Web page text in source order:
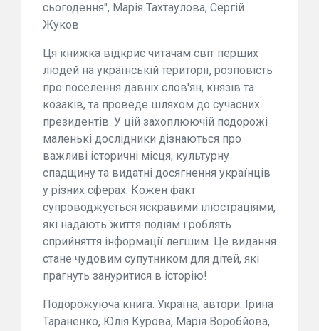
сьогодення", Марія Тахтаулова, Сергій
Жуков
Ця книжка відкриє читачам світ перших
людей на українській території, розповість
про поселення давніх слов'ян, князів та
козаків, та проведе шляхом до сучасних
президентів. У цій захоплюючій подорожі
маленькі дослідники дізнаються про
важливі історичні місця, культурну
спадщину та видатні досягнення українців
у різних сферах. Кожен факт
супроводжується яскравими ілюстраціями,
які надають життя подіям і роблять
сприйняття інформації легшим. Це видання
стане чудовим супутником для дітей, які
прагнуть зануритися в історію!
Подорожуюча книга. Україна, автори: Ірина
Тараненко, Юлія Курова, Марія Воробйова,